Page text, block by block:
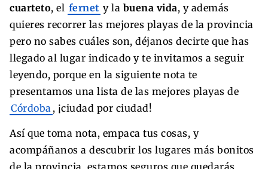
cuarteto, el fernet y la buena vida, y además
quieres recorrer las mejores playas de la provincia
pero no sabes cuáles son, déjanos decirte que has
llegado al lugar indicado y te invitamos a seguir
leyendo, porque en la siguiente nota te
presentamos una lista de las mejores playas de
Córdoba , ¡ciudad por ciudad!
Así que toma nota, empaca tus cosas, y
acompáñanos a descubrir los lugares más bonitos
de la provincia, estamos seguros que quedarás